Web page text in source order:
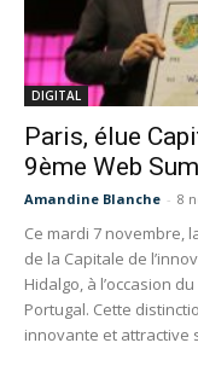
DIGITAL
Paris, élue
9ème Web
Amandine Blanche - 8
Ce mardi 7 novembre,
de la Capitale de
Hidalgo, à l’occasion
Portugal. Cette
innovante et attractive